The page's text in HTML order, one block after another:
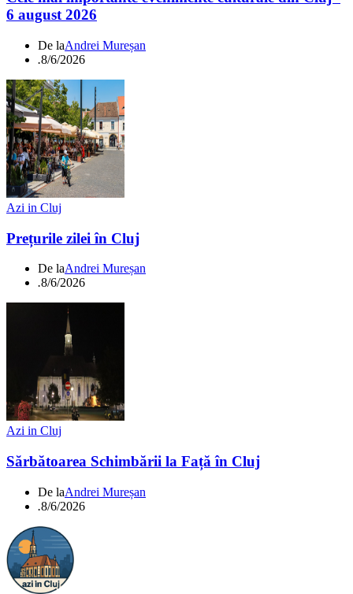
6 august 2026
De laAndrei Mureșan
.8/6/2026
Azi in Cluj
Prețurile zilei în Cluj
De laAndrei Mureșan
.8/6/2026
Azi in Cluj
Sărbătoarea Schimbării la Față în Cluj
De laAndrei Mureșan
.8/6/2026